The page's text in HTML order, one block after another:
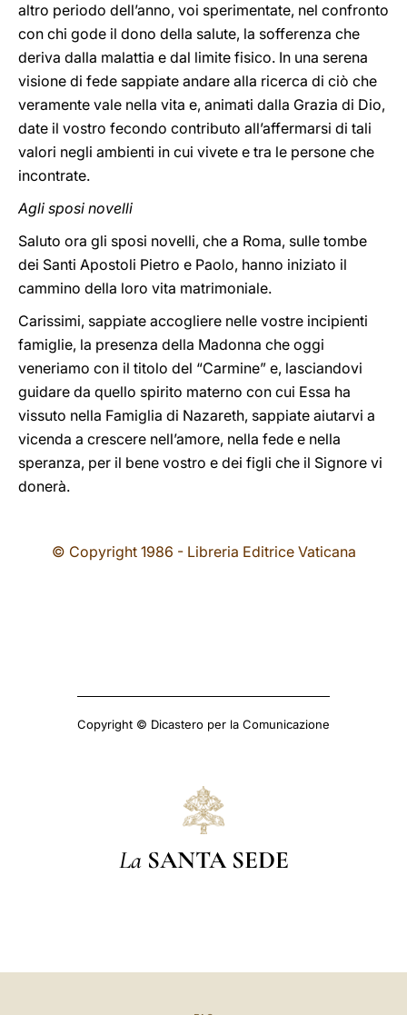
altro periodo dell’anno, voi sperimentate, nel confronto
con chi gode il dono della salute, la sofferenza che
deriva dalla malattia e dal limite fisico. In una serena
visione di fede sappiate andare alla ricerca di ciò che
veramente vale nella vita e, animati dalla Grazia di Dio,
date il vostro fecondo contributo all’affermarsi di tali
valori negli ambienti in cui vivete e tra le persone che
incontrate.
Agli sposi novelli
Saluto ora gli sposi novelli, che a Roma, sulle tombe
dei Santi Apostoli Pietro e Paolo, hanno iniziato il
cammino della loro vita matrimoniale.
Carissimi, sappiate accogliere nelle vostre incipienti
famiglie, la presenza della Madonna che oggi
veneriamo con il titolo del “Carmine” e, lasciandovi
guidare da quello spirito materno con cui Essa ha
vissuto nella Famiglia di Nazareth, sappiate aiutarvi a
vicenda a crescere nell’amore, nella fede e nella
speranza, per il bene vostro e dei figli che il Signore vi
donerà.
© Copyright 1986 - Libreria Editrice Vaticana
Copyright © Dicastero per la Comunicazione
La SANTA SEDE